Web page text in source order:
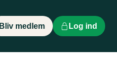
Bliv medlem Log ind